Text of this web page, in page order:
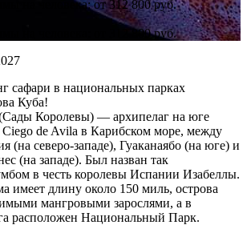
на человека:от 312 800 руб.
от 312 800 руб.
сафари в национальных парках
Куба!
(Сады Королевы) — архипелаг на юге
de Avila в Карибском море, между
(на северо-западе), Гуаканаябо (на юге) и
(на западе). Был назван так
в честь королевы Испании Изабеллы.
имеет длину около 150 миль, острова
мангровыми зарослями, а в
расположен Национальный Парк.